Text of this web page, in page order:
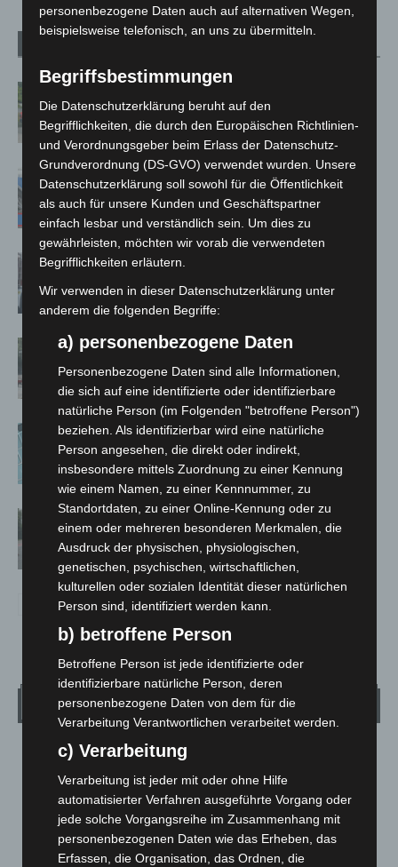
Region Hannover: 21 neue
Notfallsanitäter starten beim Roten
Kreuz
Mann läuft mit Hockeyschläger über
A7 – Polizei sucht Zeugen
Celle: Mensch stirbt bei Bagger-Unfall
auf Baustelle
Gasleitung bei McDonald’s-Umbau in
Langenhagen beschädigt
Anklage nach Abschaltung von
„Archetyp Market“ erhoben
Hannover: Polizei stoppt 166
Trunkenheitsfahrten bei
Großkontrolle
Wetter
LANGENHAGEN
Ein Paar Wolken
20.9 °C 22.2°
20.6°
personenbezogene Daten auch auf alternativen Wegen,
beispielsweise telefonisch, an uns zu übermitteln.
Begriffsbestimmungen
Die Datenschutzerklärung beruht auf den
Begrifflichkeiten, die durch den Europäischen Richtlinien-
und Verordnungsgeber beim Erlass der Datenschutz-
Grundverordnung (DS-GVO) verwendet wurden. Unsere
Datenschutzerklärung soll sowohl für die Öffentlichkeit
als auch für unsere Kunden und Geschäftspartner
einfach lesbar und verständlich sein. Um dies zu
gewährleisten, möchten wir vorab die verwendeten
Begrifflichkeiten erläutern.
Wir verwenden in dieser Datenschutzerklärung unter
anderem die folgenden Begriffe:
a) personenbezogene Daten
Personenbezogene Daten sind alle Informationen,
die sich auf eine identifizierte oder identifizierbare
natürliche Person (im Folgenden "betroffene Person")
beziehen. Als identifizierbar wird eine natürliche
Person angesehen, die direkt oder indirekt,
insbesondere mittels Zuordnung zu einer Kennung
wie einem Namen, zu einer Kennnummer, zu
Standortdaten, zu einer Online-Kennung oder zu
einem oder mehreren besonderen Merkmalen, die
Ausdruck der physischen, physiologischen,
genetischen, psychischen, wirtschaftlichen,
kulturellen oder sozialen Identität dieser natürlichen
Person sind, identifiziert werden kann.
b) betroffene Person
Betroffene Person ist jede identifizierte oder
identifizierbare natürliche Person, deren
personenbezogene Daten von dem für die
Verarbeitung Verantwortlichen verarbeitet werden.
c) Verarbeitung
Verarbeitung ist jeder mit oder ohne Hilfe
automatisierter Verfahren ausgeführte Vorgang oder
jede solche Vorgangsreihe im Zusammenhang mit
personenbezogenen Daten wie das Erheben, das
Erfassen, die Organisation, das Ordnen, die